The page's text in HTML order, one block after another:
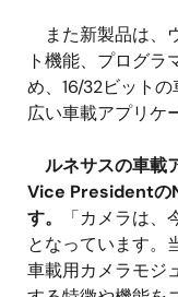
また新製品は、
ト機能、プログラ
め、16/32ビット
広い車載アプリケ
ルネサスの車載
Vice Presidentの
す。
「カメラは
となっています。
車載用カメラモジ